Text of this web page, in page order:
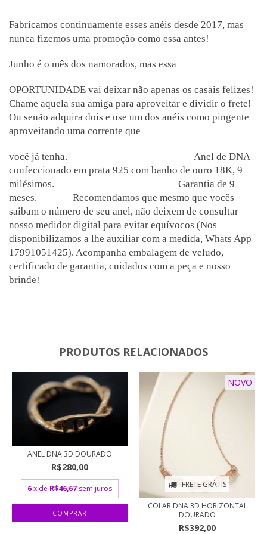
Fabricamos continuamente esses anéis desde 2017, mas
nunca fizemos uma promoção como essa antes!
Junho é o mês dos namorados, mas essa
OPORTUNIDADE vai deixar não apenas os casais felizes!
Chame aquela sua amiga para aproveitar e dividir o frete!
Ou senão adquira dois e use um dos anéis como pingente
aproveitando uma corrente que
você já tenha.
Anel de DNA
confeccionado em prata 925 com banho de ouro 18K, 9
milésimos.
Garantia de 9
meses.
Recomendamos que mesmo que vocês
saibam o número de seu anel, não deixem de consultar
nosso medidor digital para evitar equívocos (Nos
disponibilizamos a lhe auxiliar com a medida, Whats App
17991051425). Acompanha embalagem de veludo,
certificado de garantia, cuidados com a peça e nosso
brinde!
PRODUTOS RELACIONADOS
ANEL DNA 3D DOURADO
R$280,00
6x de R$46,67 sem juros FRETE GRÁTIS
NOVO
COLAR DNA 3D HORIZONTAL
DOURADO
R$392,00